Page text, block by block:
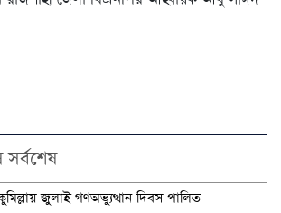
সর্বশেষ
জুলাই গণঅভ্যুত্থান দিবস পালিত